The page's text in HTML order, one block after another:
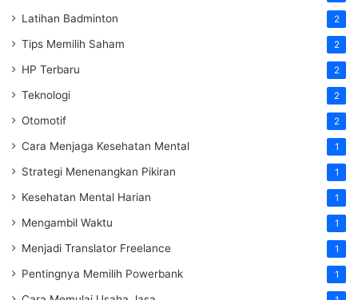
Latihan Badminton 2
Tips Memilih Saham 2
HP Terbaru 2
Teknologi 2
Otomotif 2
Cara Menjaga Kesehatan Mental 1
Strategi Menenangkan Pikiran 1
Kesehatan Mental Harian 1
Mengambil Waktu 1
Menjadi Translator Freelance 1
Pentingnya Memilih Powerbank 1